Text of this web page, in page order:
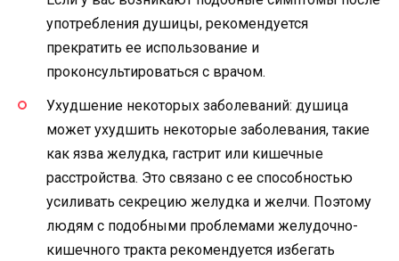
употребления душицы, рекомендуется
прекратить ее использование и
проконсультироваться с врачом.
Ухудшение некоторых заболеваний: душица
может ухудшить некоторые заболевания, такие
как язва желудка, гастрит или кишечные
расстройства. Это связано с ее способностью
усиливать секрецию желудка и желчи. Поэтому
людям с подобными проблемами желудочно-
кишечного тракта рекомендуется избегать